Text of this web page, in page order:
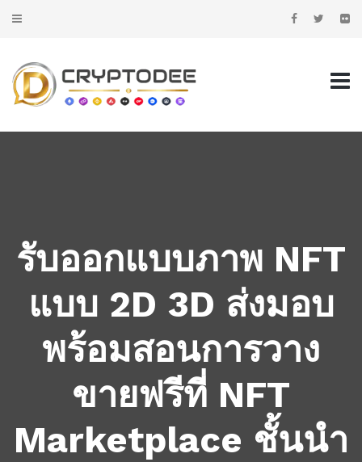
รับออกแบบภาพ NFT
แบบ 2D 3D ส่งมอบ
พร้อมสอนการวาง
ขายฟรีที่ NFT
Marketplace ชั้นนำ